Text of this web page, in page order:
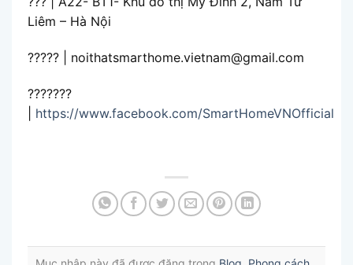
Liêm – Hà Nội
????? | noithatsmarthome.vietnam@gmail.com
???????
https://www.facebook.com/SmartHomeVNOfficial